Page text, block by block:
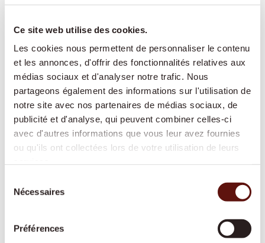
Ce site web utilise des cookies.
Les cookies nous permettent de personnaliser le contenu
et les annonces, d'offrir des fonctionnalités relatives aux
médias sociaux et d'analyser notre trafic. Nous
partageons également des informations sur l'utilisation de
notre site avec nos partenaires de médias sociaux, de
publicité et d'analyse, qui peuvent combiner celles-ci
avec d'autres informations que vous leur avez fournies
ou qu'ils ont collectées lors de votre utilisation de leurs
Nécessaires
Préférences
Une présence rassurante de jour comme de
établissement médico-social.
Aide à domicile
Cuisine, ménage, lessive ou courses : nous
Aide spécialisée démence